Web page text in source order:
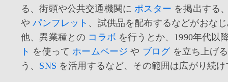
る、街頭や公共交通機関に ポスター を掲出する
やパンフレット 、試供品を配布するなどがおな
他、異業種との コラボ を行うとか、1990年代以
ト を使って ホームページ や ブログを立ち上げ
う、 SNS を活用するなど、その範囲は広がり続